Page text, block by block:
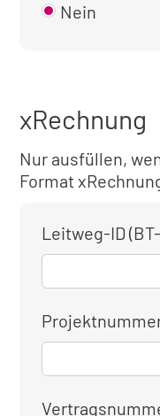
Nein
xRechnung
Nur ausfüllen,
Format
Leitweg-ID
Projektnummer